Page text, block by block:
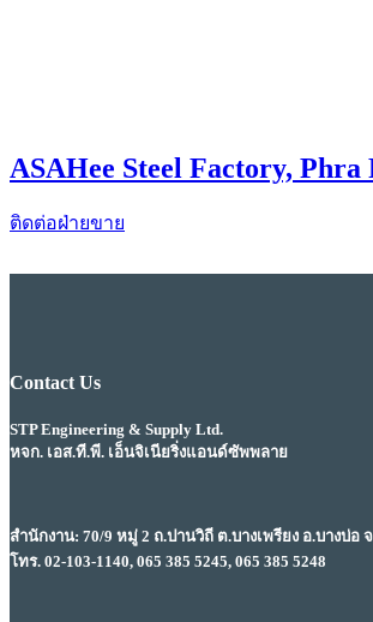
ASAHee Steel Factory, Phra
ติดต่อฝ่ายขาย
Contact Us
STP Engineering & Supply Ltd.
หจก. เอส.ที.พี. เอ็นจิเนียริ่งแอนด์ซัพพลาย
สำนักงาน: 70/9 หมู่ 2 ถ.ปานวิถี ต.บางเพรียง อ.บางบ่อ
โทร. 02-103-1140, 065 385 5245, 065 385 5248